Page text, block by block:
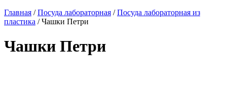
Главная /Посуда лабораторная /Посуда лабораторная из
пластика / Чашки Петри
Чашки Петри